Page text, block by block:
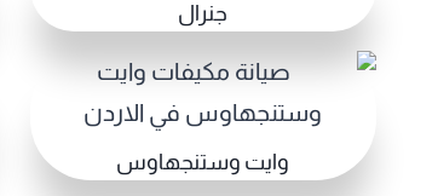
جنرال
وايت وستنجهاوس